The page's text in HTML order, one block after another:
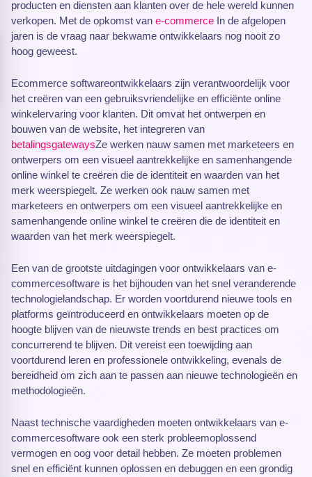
producten en diensten aan klanten over de hele wereld kunnen
verkopen. Met de opkomst van e-commerce In de afgelopen
jaren is de vraag naar bekwame ontwikkelaars nog nooit zo
hoog geweest.
Ecommerce softwareontwikkelaars zijn verantwoordelijk voor
het creëren van een gebruiksvriendelijke en efficiënte online
winkelervaring voor klanten. Dit omvat het ontwerpen en
bouwen van de website, het integreren van
betalingsgatewaysZe werken nauw samen met marketeers en
ontwerpers om een visueel aantrekkelijke en samenhangende
online winkel te creëren die de identiteit en waarden van het
merk weerspiegelt. Ze werken ook nauw samen met
marketeers en ontwerpers om een visueel aantrekkelijke en
samenhangende online winkel te creëren die de identiteit en
waarden van het merk weerspiegelt.
Een van de grootste uitdagingen voor ontwikkelaars van e-
commercesoftware is het bijhouden van het snel veranderende
technologielandschap. Er worden voortdurend nieuwe tools en
platforms geïntroduceerd en ontwikkelaars moeten op de
hoogte blijven van de nieuwste trends en best practices om
concurrerend te blijven. Dit vereist een toewijding aan
voortdurend leren en professionele ontwikkeling, evenals de
bereidheid om zich aan te passen aan nieuwe technologieën en
methodologieën.
Naast technische vaardigheden moeten ontwikkelaars van e-
commercesoftware ook een sterk probleemoplossend
vermogen en oog voor detail hebben. Ze moeten problemen
snel en efficiënt kunnen oplossen en debuggen en een grondig